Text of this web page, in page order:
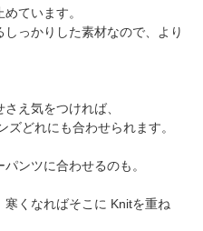
ています。
っかりした素材なので、より
え気をつければ、
どれにも合わせられます。
ンツに合わせるのも。
くなればそこに Knitを重ね